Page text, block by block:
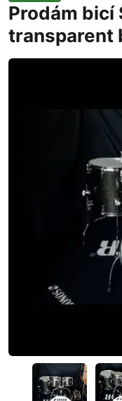
Prodám bicí
transparent
Fotografie